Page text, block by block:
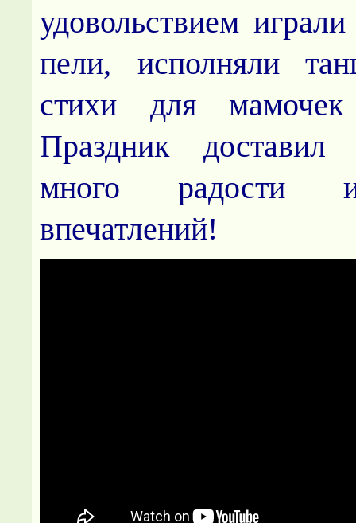
удовольствием
пели, исполняли
стихи для
Праздник
много радости
впечатлений!